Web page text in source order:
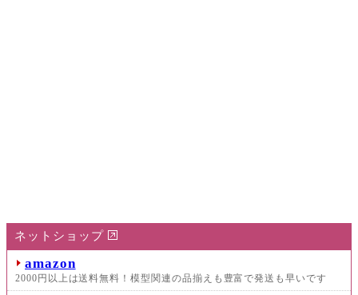
ネットショップ
amazon
2000円以上は送料無料！模型関連の品揃えも豊富で発送も早いです